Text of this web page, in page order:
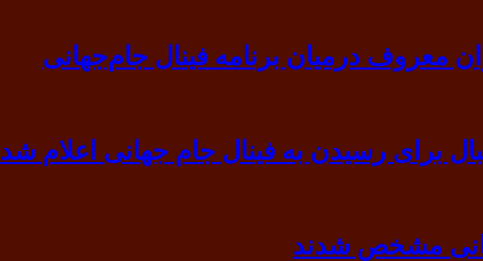
معروف درمیان برنامه فینال جام‌جهانی
برای رسیدن به فینال جام جهانی اعلام شد
مشخص شدند